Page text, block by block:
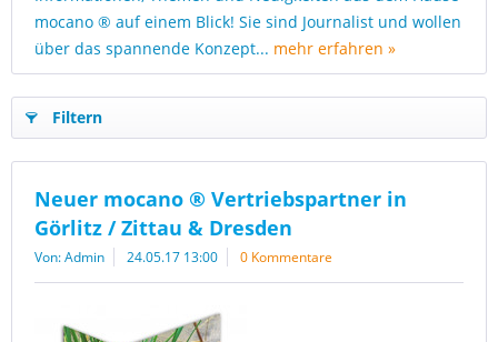
mocano ® auf einem Blick! Sie sind Journalist und wollen
über das spannende Konzept... mehr erfahren »
Filtern
Neuer mocano ® Vertriebspartner in
Görlitz / Zittau & Dresden
Von: Admin 24.05.17 13:00 0 Kommentare